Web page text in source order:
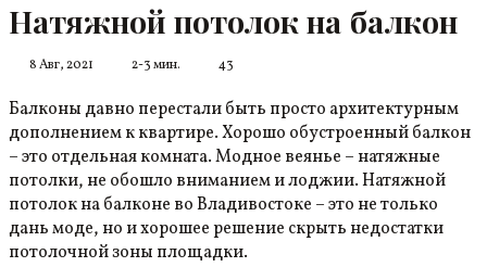
Натяжной потолок на балкон
8 Авг, 2021 2-3 мин. 43
Балконы давно перестали быть просто архитектурным
дополнением к квартире. Хорошо обустроенный балкон
– это отдельная комната. Модное веянье – натяжные
потолки, не обошло вниманием и лоджии. Натяжной
потолок на балконе во Владивостоке – это не только
дань моде, но и хорошее решение скрыть недостатки
потолочной зоны площадки.